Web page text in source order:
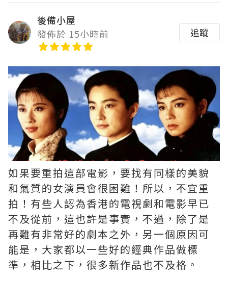
後備小屋
發佈於 15小時前
追蹤
如果要重拍這部電影，要找有同樣的美貌
和氣質的女演員會很困難！所以，不宜重
拍！有些人認為香港的電視劇和電影早已
不及從前，這也許是事實，不過，除了是
再難有非常好的劇本之外，另一個原因可
能是，大家都以一些好的經典作品做標
準，相比之下，很多新作品也不及格。 ​​​